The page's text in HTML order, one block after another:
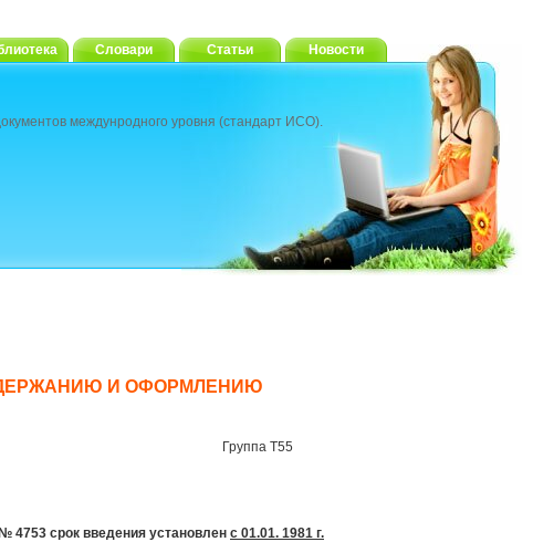
Новости
Статьи
Словари
междунродного уровня (стандарт ИСО).
И ОФОРМЛЕНИЮ
Группа Т55
4753 срок введения установлен с 01.01. 1981 г.